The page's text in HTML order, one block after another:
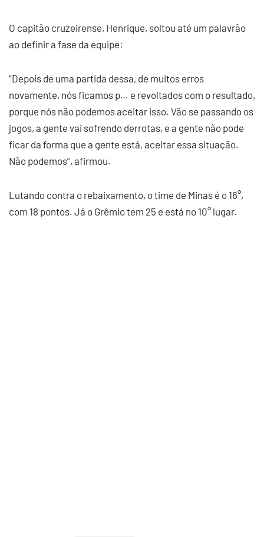
O capitão cruzeirense, Henrique, soltou até um palavrão
ao definir a fase da equipe:
“Depois de uma partida dessa, de muitos erros
novamente, nós ficamos p… e revoltados com o resultado,
porque nós não podemos aceitar isso. Vão se passando os
jogos, a gente vai sofrendo derrotas, e a gente não pode
ficar da forma que a gente está, aceitar essa situação.
Não podemos”, afirmou.
Lutando contra o rebaixamento, o time de Minas é o 16°,
com 18 pontos. Já o Grêmio tem 25 e está no 10° lugar.